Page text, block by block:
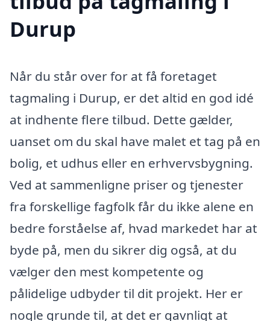
Durup
Når du står over for at få foretaget
tagmaling i Durup, er det altid en god idé
at indhente flere tilbud. Dette gælder,
uanset om du skal have malet et tag på en
bolig, et udhus eller en erhvervsbygning.
Ved at sammenligne priser og tjenester
fra forskellige fagfolk får du ikke alene en
bedre forståelse af, hvad markedet har at
byde på, men du sikrer dig også, at du
vælger den mest kompetente og
pålidelige udbyder til dit projekt. Her er
nogle grunde til, at det er gavnligt at